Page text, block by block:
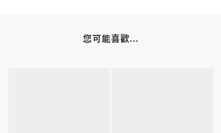
您可能喜歡...